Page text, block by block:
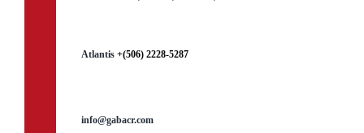
Atlantis +(506) 2228-5287
info@gabacr.com